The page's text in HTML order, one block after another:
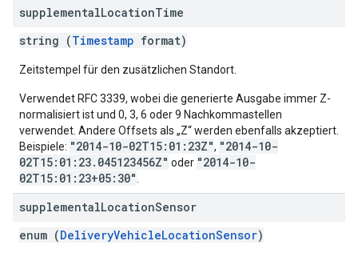
supplementalLocationTime
string (Timestamp format)
Zeitstempel für den zusätzlichen Standort.
Verwendet RFC 3339, wobei die generierte Ausgabe immer Z-
normalisiert ist und 0, 3, 6 oder 9 Nachkommastellen
verwendet. Andere Offsets als „Z“ werden ebenfalls akzeptiert.
Beispiele: "2014-10-02T15:01:23Z", "2014-10-
02T15:01:23.045123456Z" oder "2014-10-
02T15:01:23+05:30"
supplementalLocationSensor
enum (DeliveryVehicleLocationSensor)